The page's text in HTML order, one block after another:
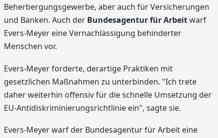
Beherbergungsgewerbe, aber auch für Versicherungen
und Banken. Auch der Bundesagentur für Arbeitwarf
Evers-Meyer eine Vernachlässigung behinderter
Menschen vor.
Evers-Meyer forderte, derartige Praktiken mit
gesetzlichen Maßnahmen zu unterbinden. "Ich trete
daher weiterhin offensiv für die schnelle Umsetzung der
EU-Antidiskriminierungsrichtlinie ein", sagte sie.
Evers-Meyer warf der Bundesagentur für Arbeit eine